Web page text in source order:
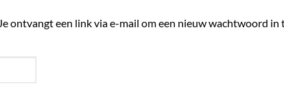
ontvangt een link via e-mail om een nieuw wachtwoord in